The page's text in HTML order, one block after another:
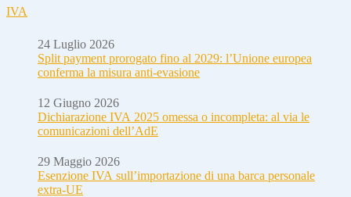
IVA
24 Luglio 2026
Split payment prorogato fino al 2029: l’Unione europea
conferma la misura anti-evasione
12 Giugno 2026
Dichiarazione IVA 2025 omessa o incompleta: al via le
comunicazioni dell’AdE
29 Maggio 2026
Esenzione IVA sull’importazione di una barca personale
extra-UE